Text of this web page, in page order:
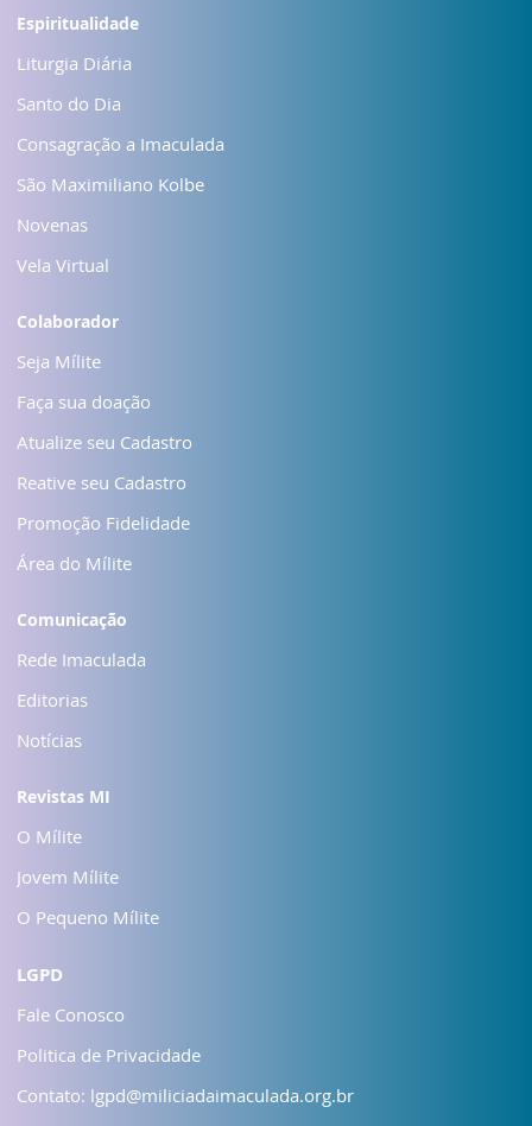
Espiritualidade
Liturgia Diária
Santo do Dia
Consagração a Imaculada
São Maximiliano Kolbe
Novenas
Vela Virtual
Colaborador
Seja Mílite
Faça sua doação
Atualize seu Cadastro
Reative seu Cadastro
Promoção Fidelidade
Área do Mílite
Comunicação
Rede Imaculada
Editorias
Notícias
Revistas MI
O Mílite
Jovem Mílite
O Pequeno Mílite
LGPD
Fale Conosco
Politica de Privacidade
Contato: lgpd@miliciadaimaculada.org.br